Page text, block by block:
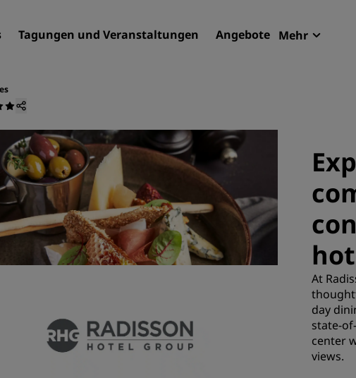
Tagungen und Veranstaltungen Angebote Mehr
Reiseziele
Resorts
Serviced Apartments
Flughafenhotels
Neue und geplante Hotels
Tagungen und
Entdecken Sie Radisson Meetings
Einen Meetingraum buchen
Fordern Sie ein Angebot an
At
day
state-
center
views.